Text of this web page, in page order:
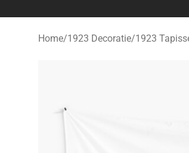
Home/1923 Decoratie/1923